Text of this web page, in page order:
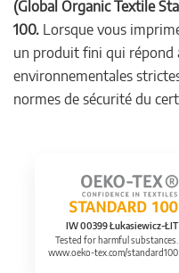
(Global Organic Textile
100. Lorsque vous
un produit fini qui répond
environnementales
normes de sécurité du
IW 00399 Łukasiewicz-ŁIT
Tested for harmful substances.
www.oeko-tex.com/standard100